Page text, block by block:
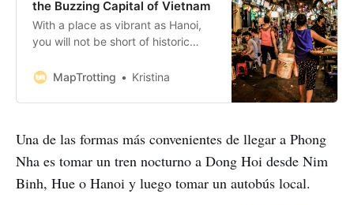
the Buzzing Capital of Vietnam
With a place as vibrant as Hanoi,
you will not be short of historic
museums to visit, dramatic shows
to admire. With vast history and
easy to fall in love with. Bookings:
Some of the
MapTrotting Kristina
Una de las formas más convenientes de llegar a Phong
Nha es tomar un tren nocturno a Dong Hoi desde Nim
Binh, Hue o Hanoi y luego tomar un autobús local.